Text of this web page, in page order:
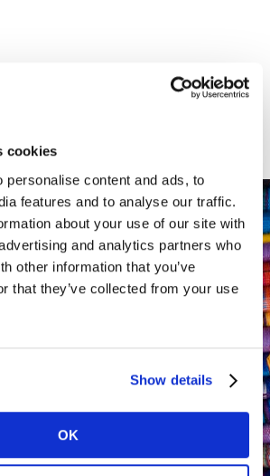
cookies
personalise content and ads, to
features and to analyse our traffic.
about your use of our site with
and analytics partners who
other information that you’ve
that they’ve collected from your use
Show details
OK